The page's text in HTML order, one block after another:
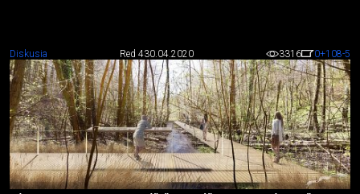
Diskusia Red 430.04.2020 3316 0+108-5